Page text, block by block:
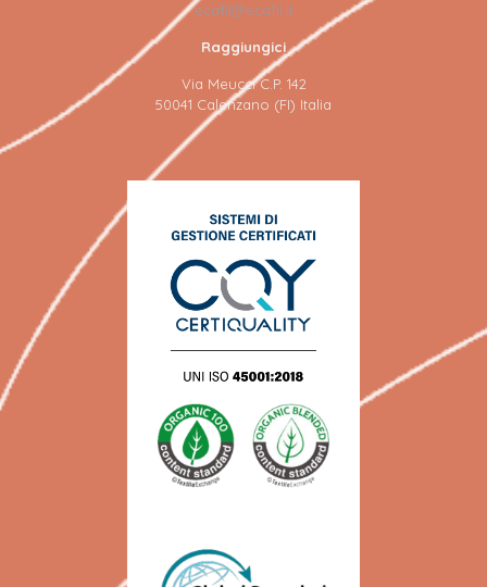
ecafil@ecafil.it
Raggiungici
Via Meucci C.P. 142
50041 Calenzano (FI) Italia